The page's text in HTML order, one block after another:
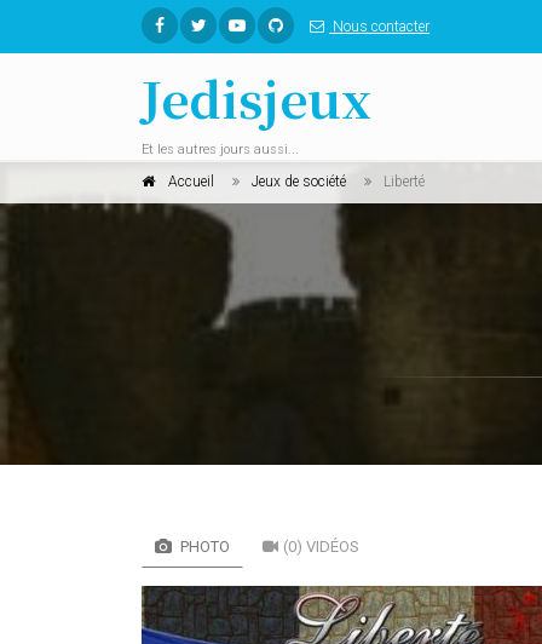
Nous contacter
Jedisjeux
Et les autres jours aussi...
Accueil Jeux de société Liberté
PHOTO (0) VIDÉOS